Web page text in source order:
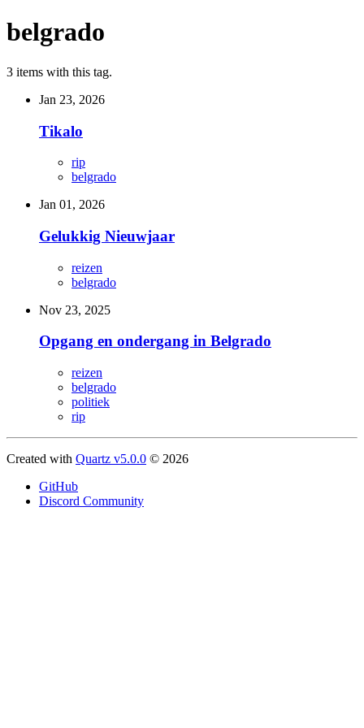
belgrado
3 items with this tag.
Jan 23, 2026
Tikalo
rip
belgrado
Jan 01, 2026
Gelukkig Nieuwjaar
reizen
belgrado
Nov 23, 2025
Opgang en ondergang in Belgrado
reizen
belgrado
politiek
rip
Created with Quartz v5.0.0 © 2026
GitHub
Discord Community